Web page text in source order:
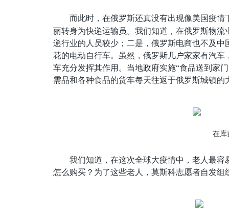
而此时，在俄罗斯还真没有出现像美国疫
丽转身为快递运输员。我们知道，在俄罗斯物
递行业的人员较少；二是，俄罗斯电商也不及
花的电动自行车。虽然，俄罗斯几户家家有汽
车充分发挥其作用。当地政府实施“食品送到家
需品和各种食品的货车每天往返于俄罗斯城镇的
在库
我们知道，在这次全球大疫情中，老人最容
怎么购买？为了这些老人，莫斯科志愿者自发